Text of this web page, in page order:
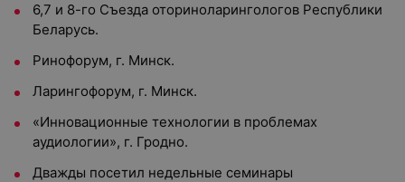
6,7 и 8-го Съезда оториноларингологов Республики
Беларусь.
Ринофорум, г. Минск.
Ларингофорум, г. Минск.
«Инновационные технологии в проблемах
аудиологии», г. Гродно.
Дважды посетил недельные семинары